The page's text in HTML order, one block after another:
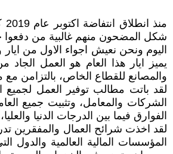
شكل المضحون منهم غالبية من دفعوا
اليوم ونحن نعيش اجواء الاول من
يميز ايار هذا العام هو العمل
والمصانع للقطاع الخاص، بالتزامن
لقد باتت مطالب توفير العمل لجميع
الشركات والمعامل، وتثبيت جميع
الفوارق فيما بين الدرجات الدنيا
لقد اخذت شرائح العمال والمفقرين
المؤسسات المالية العالمية